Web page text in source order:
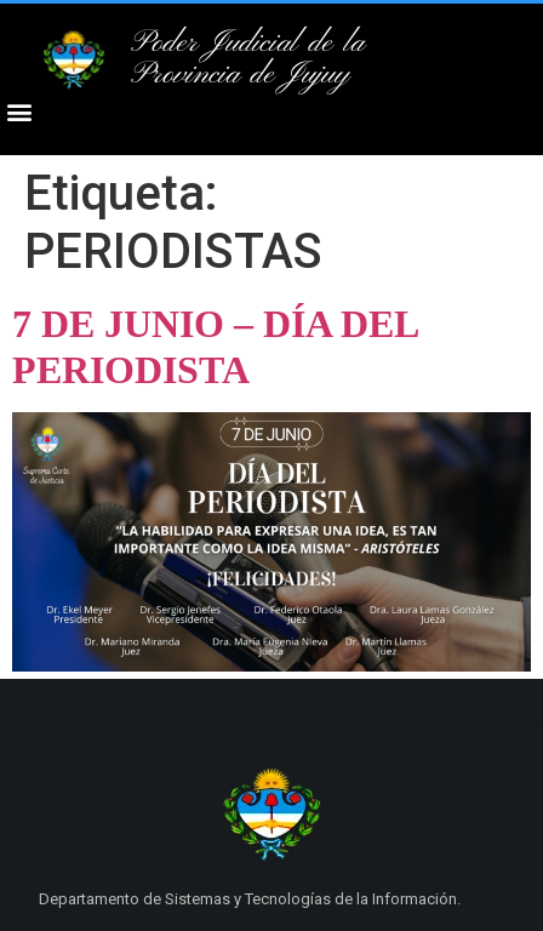
Poder Judicial de la
Provincia de Jujuy
Etiqueta:
PERIODISTAS
7 DE JUNIO – DÍA DEL
PERIODISTA
Departamento de Sistemas y Tecnologías de la Información.